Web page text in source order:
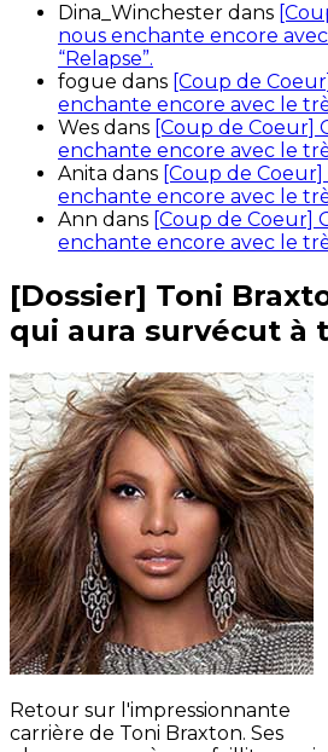
Dina_Winchester dans
nous enchante encore
“Relapse”.
fogue dans [Coup de
enchante encore avec le
Wes dans [Coup de Coeur]
enchante encore avec le
Anita dans [Coup de
enchante encore avec le
Ann dans [Coup de Coeur]
enchante encore avec le
[Dossier] Toni
qui aura survécut à
Retour sur l'impressionnante
carrière de Toni Braxton. Ses